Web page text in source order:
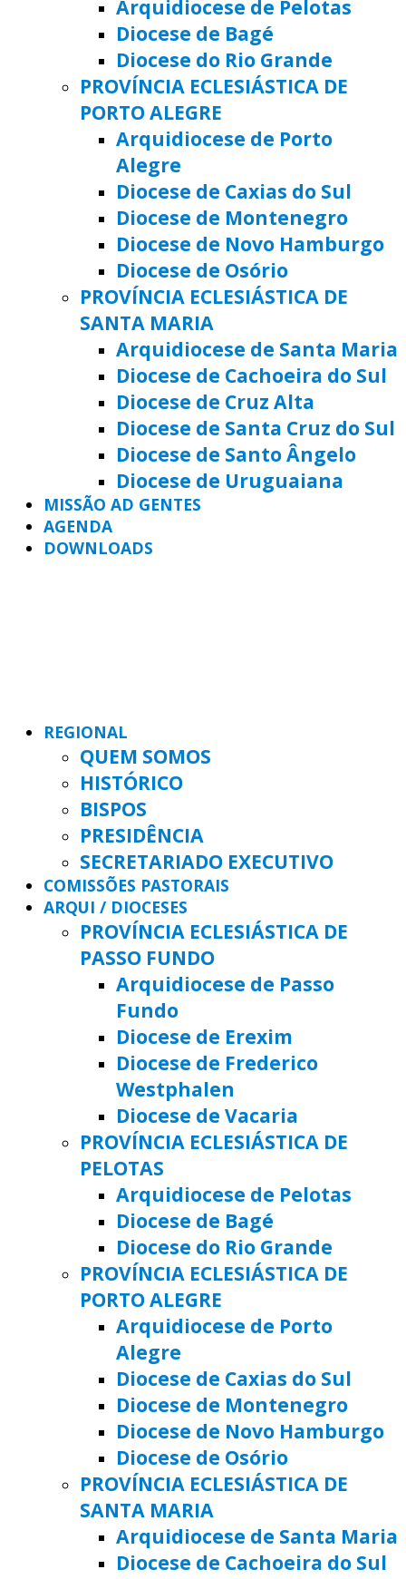
Arquidiocese de Pelotas
Diocese de Bagé
Diocese do Rio Grande
PROVÍNCIA ECLESIÁSTICA DE
PORTO ALEGRE
Arquidiocese de Porto
Alegre
Diocese de Caxias do Sul
Diocese de Montenegro
Diocese de Novo Hamburgo
Diocese de Osório
PROVÍNCIA ECLESIÁSTICA DE
SANTA MARIA
Arquidiocese de Santa Maria
Diocese de Cachoeira do Sul
Diocese de Cruz Alta
Diocese de Santa Cruz do Sul
Diocese de Santo Ângelo
Diocese de Uruguaiana
MISSÃO AD GENTES
AGENDA
DOWNLOADS
REGIONAL
QUEM SOMOS
HISTÓRICO
BISPOS
PRESIDÊNCIA
SECRETARIADO EXECUTIVO
COMISSÕES PASTORAIS
ARQUI / DIOCESES
PROVÍNCIA ECLESIÁSTICA DE
PASSO FUNDO
Arquidiocese de Passo
Fundo
Diocese de Erexim
Diocese de Frederico
Westphalen
Diocese de Vacaria
PROVÍNCIA ECLESIÁSTICA DE
PELOTAS
Arquidiocese de Pelotas
Diocese de Bagé
Diocese do Rio Grande
PROVÍNCIA ECLESIÁSTICA DE
PORTO ALEGRE
Arquidiocese de Porto
Alegre
Diocese de Caxias do Sul
Diocese de Montenegro
Diocese de Novo Hamburgo
Diocese de Osório
PROVÍNCIA ECLESIÁSTICA DE
SANTA MARIA
Arquidiocese de Santa Maria
Diocese de Cachoeira do Sul